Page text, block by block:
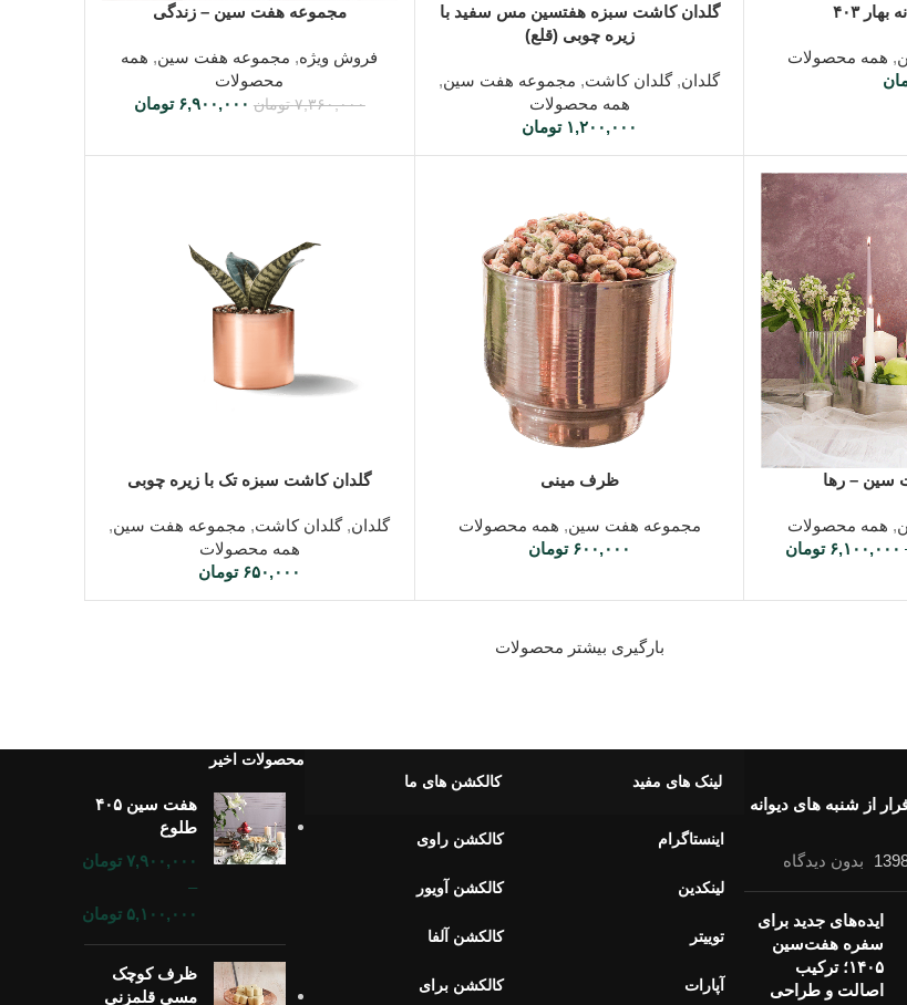
۴۰۳
, همه محصولات
افزودن به سبد خرید
گلدان کاشت سبزه هفتسین مس سفید با
زیره چوبی (قلع)
گلدان,گلدان کاشت, مجموعه هفت سین,
همه محصولات
۱,۲۰۰,۰۰۰ تومان
اطلاعات بیشترمجموعه هفت سین – زندگی
فروش ویژه, مجموعه هفت سین, همه
محصولات
۷,۳۶۰,۰۰۰ تومان ۶,۹۰۰,۰۰۰ تومان
سین – رها
, همه محصولات
۶,۱۰۰,۰۰۰ تومان
افزودن به سبد خریدظرف مینی
مجموعه هفت سین, همه محصولات
۶۰۰,۰۰۰ تومان
افزودن به سبد خرید
گلدان کاشت سبزه تک با زیره چوبی
گلدان,گلدان کاشت, مجموعه هفت سین,
همه محصولات
۶۵۰,۰۰۰ تومان
بارگیری بیشتر محصولات
از شنبه های دیوانه
بدون دیدگاه
ایده‌های جدید برای
سفره هفت‌سین
۱۴۰۵؛ ترکیب
اصالت و طراحی
لینک های مفید
اینستاگرام
لینکدین
توییتر
آپارات
کالکشن های ما
کالکشن راوی
کالکشن آویور
کالکشن آلفا
کالکشن برای
محصولات اخیر
هفت سین ۴۰۵
طلوع
۷,۹۰۰,۰۰۰ تومان
–
۵,۱۰۰,۰۰۰ تومان
ظرف کوچک
مسی قلمزنی